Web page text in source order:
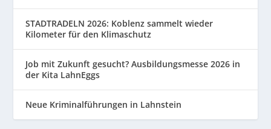
STADTRADELN 2026: Koblenz sammelt wieder
Kilometer für den Klimaschutz
Job mit Zukunft gesucht? Ausbildungsmesse 2026 in
der Kita LahnEggs
Neue Kriminalführungen in Lahnstein